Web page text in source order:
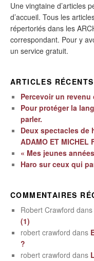
Une vingtaine d’articles
d’accueil. Tous les
répertoriés dans les
correspondant. Pour y
un service gratuit.
ARTICLES RÉCENTS
Percevoir un
Pour protéger la
parler.
Deux spectacles de
ADAMO ET MICHEL
« Mes jeunes
Haro sur ceux qui
COMMENTAIRES
Robert Crawford dans
(1)
robert crawford dans
?
robert crawford dans